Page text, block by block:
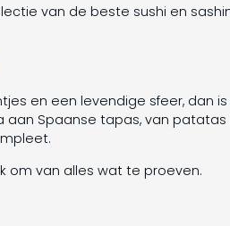
van de beste sushi en
en een levendige sfeer, dan
Spaanse tapas, van
om van alles wat te proeven.